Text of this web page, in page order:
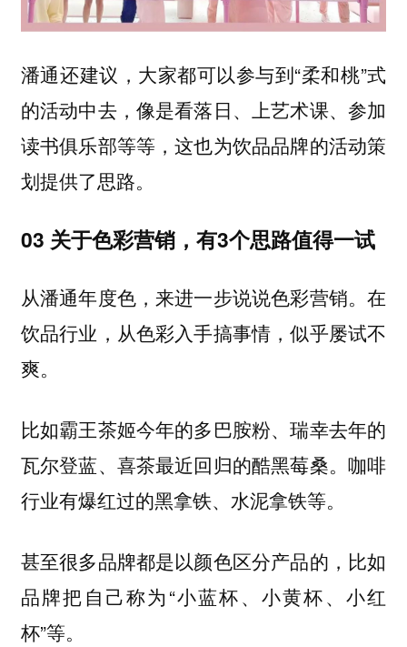
潘通还建议，大家都可以参与到“柔和桃”式
的活动中去，像是看落日、上艺术课、参加
读书俱乐部等等，这也为饮品品牌的活动策
划提供了思路。
03 关于色彩营销，有3个思路值得一试
从潘通年度色，来进一步说说色彩营销。在
饮品行业，从色彩入手搞事情，似乎屡试不
爽。
比如霸王茶姬今年的多巴胺粉、瑞幸去年的
瓦尔登蓝、喜茶最近回归的酷黑莓桑。咖啡
行业有爆红过的黑拿铁、水泥拿铁等。
甚至很多品牌都是以颜色区分产品的，比如
品牌把自己称为“小蓝杯、小黄杯、小红
杯”等。